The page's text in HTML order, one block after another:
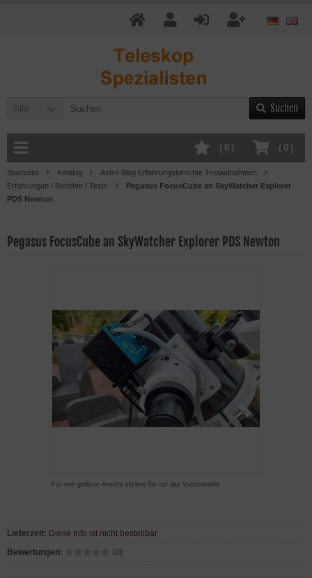
Alle Suchen
( 0 )
( 0 )
Startseite Katalog
Astro-Blog Erfahrungsberichte Testaufnahmen
Erfahrungen / Berichte / Tests
Pegasus FocusCube an SkyWatcher Explorer
PDS Newton
Pegasus FocusCube an SkyWatcher Explorer PDS Newton
Für eine größere Ansicht klicken Sie auf das Vorschaubild
Lieferzeit: Diese Info ist nicht bestellbar
Bewertungen:
(0)